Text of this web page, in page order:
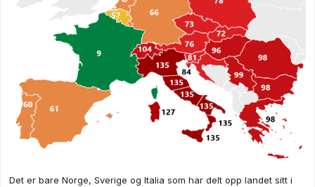
Det er bare Norge, Sverige og Italia som har delt opp landet sitt i